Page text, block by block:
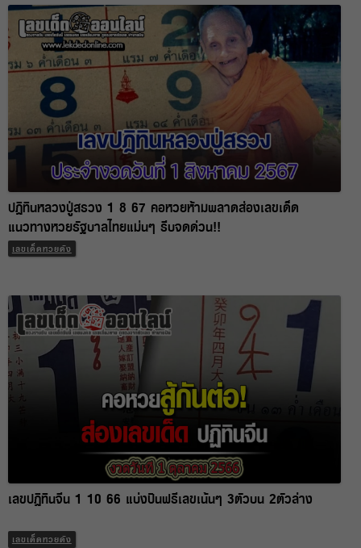
ปฏิทินหลวงปู่สรวง 1 8 67 คอหวยห้ามพลาดส่องเลขเด็ด
แนวทางหวยรัฐบาลไทยแม่นๆ รีบจดด่วน!!
เลขเด็ดหวยดัง
เลขปฏิทินจีน 1 10 66 แบ่งปันฟรีเลขเน้นๆ 3ตัวบน 2ตัวล่าง
เลขเด็ดหวยดัง